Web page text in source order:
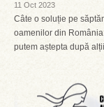
11 Oct 2023
Câte o soluție pe
oamenilor din
putem aștepta după